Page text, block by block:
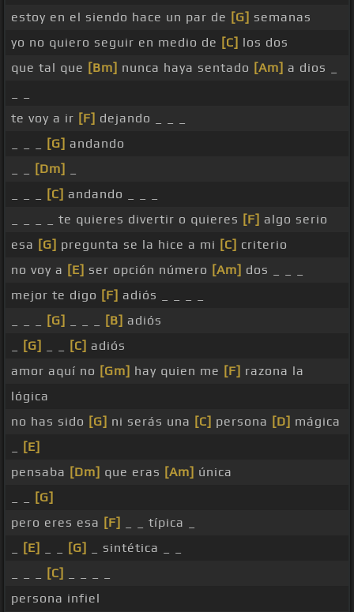
estoy en el siendo hace un par de [G] semanas
yo no quiero seguir en medio de [C] los dos
que tal que [Bm] nunca haya sentado [Am] a dios _
te voy a ir [F] dejando _ _ _
[G] andando
[Dm]
[C] andando _ _ _
_ _ _ _ te quieres divertir o quieres [F] algo serio
esa [G] pregunta se la hice a mi [C] criterio
no voy a [E] ser opción número [Am] dos _ _ _
mejor te digo [F] adiós _ _ _ _
[G] [B] adiós
[G] [C] adiós
amor aquí no [Gm] hay quien me [F] razona la
lógica
no has sido [G] ni serás una [C] persona [D] mágica
[E]
pensaba [Dm] que eras [Am] única
[G]
pero eres esa [F]
_ _ típica _
[E] [G]
_ sintética _ _
[C]
persona infiel